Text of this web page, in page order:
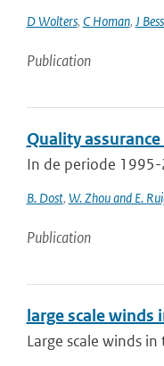
D Wolters, C Homan, J
Publication
Quality
In de periode
B. Dost, W. Zhou and E.
Publication
large scale winds
Large scale winds